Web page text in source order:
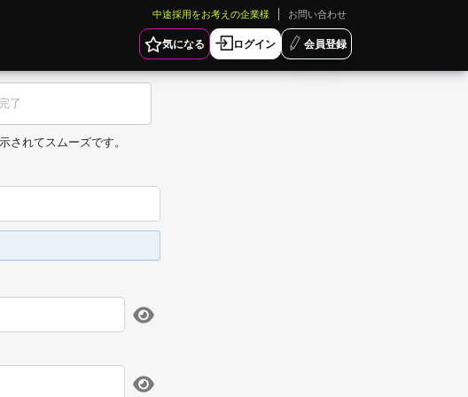
中途採用をお考えの企業様 お問い合わせ
気になる ログイン 会員登録
完了
されてスムーズです。